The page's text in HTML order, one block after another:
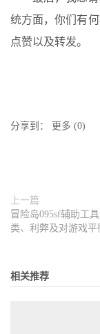
统方面，你们有
点赞以及转发。
分享到： 更多 (0)
上一篇
冒险岛095sf辅助工
类、利弊及对游戏平
相关推荐